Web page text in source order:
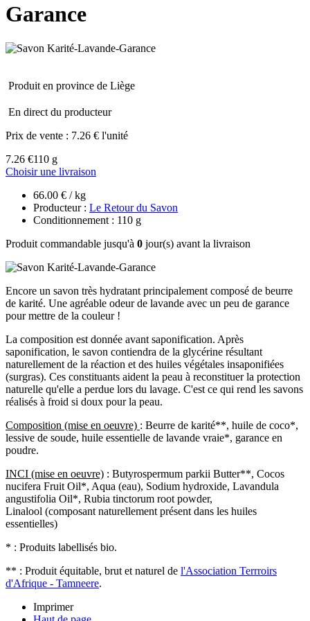
Garance
Produit en province de Liège
En direct du producteur
Prix de vente : 7.26 € l'unité
7.26 €110 g
Choisir une livraison
66.00 € / kg
Producteur : Le Retour du Savon
Conditionnement : 110 g
Produit commandable jusqu'à 0 jour(s) avant la livraison
Encore un savon très hydratant principalement composé de beurre
de karité. Une agréable odeur de lavande avec un peu de garance
pour mettre de la couleur !
La composition est donnée avant saponification. Après
saponification, le savon contiendra de la glycérine résultant
naturellement de la réaction et des huiles végétales insaponifiées
(surgras). Ces constituants aident la peau à reconstituer la protection
naturelle qu'elle a perdue lors du lavage. C'est ce qui rend les savons
réalisés à froid si doux pour la peau.
Composition (mise en oeuvre) : Beurre de karité**, huile de coco*,
lessive de soude, huile essentielle de lavande vraie*, garance en
poudre.
INCI (mise en oeuvre) : Butyrospermum parkii Butter**, Cocos
nucifera Fruit Oil*, Aqua (eau), Sodium hydroxide, Lavandula
angustifolia Oil*, Rubia tinctorum root powder,
Linalool (composant naturellement présent dans les huiles
essentielles)
* : Produits labellisés bio.
** : Produit équitable, brut et naturel de l'Association Terrroirs
d'Afrique - Tamneere.
Imprimer